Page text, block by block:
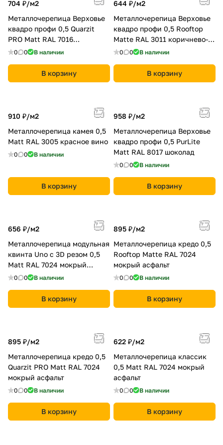
704 ₽/м2
Металлочерепица Верховье
квадро профи 0,5 Quarzit
PRO Matt RAL 7016
антрацитово-серый
0 0 В наличии
В корзину
644 ₽/м2
Металлочерепица Верховье
квадро профи 0,5 Rooftop
Matte RAL 3011 коричнево-
красный
0 0 В наличии
В корзину
910 ₽/м2
Металлочерепица камея 0,5
Matt RAL 3005 красное вино
0 0 В наличии
В корзину
958 ₽/м2
Металлочерепица Верховье
квадро профи 0,5 PurLite
Matt RAL 8017 шоколад
0 0 В наличии
В корзину
656 ₽/м2
Металлочерепица модульная
квинта Uno c 3D резом 0,5
Мatt RAL 7024 мокрый
асфальт
0 0 В наличии
В корзину
895 ₽/м2
Металлочерепица кредо 0,5
Rooftop Matte RAL 7024
мокрый асфальт
0 0 В наличии
В корзину
895 ₽/м2
Металлочерепица кредо 0,5
Quarzit PRO Matt RAL 7024
мокрый асфальт
0 0 В наличии
В корзину
622 ₽/м2
Металлочерепица классик
0,5 Мatt RAL 7024 мокрый
асфальт
0 0 В наличии
В корзину